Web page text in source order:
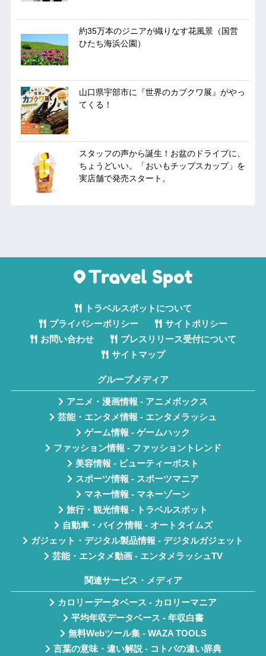
約35万本のジニアが織りなす花風景（国営
ひたち海浜公園）
山口県宇部市に『世界のカブクワ展』がやっ
てくる！
スタッフの声から誕生！お盆のドライブに、
ちょうどいい。「おいもチップスカップ」を
実店舗で発売スタート。
トラベルスポットについて
プライバシーポリシー
サイトポリシー
お問い合わせ
プレスリリース受付について
サイトマップ
グループメディア
アニメ・漫画情報 - アニメボックス
芸能・エンタメ情報 - エンタメラッシュ
ゲーム情報 - ゲームハック
ファッション情報 - ファッショントレンド
美容情報 - ビューティーポスト
スポーツ情報 - スポーツマニア
マネー情報 - マネーゾーン
旅行・観光情報 - トラベルスポット
自動車・バイク情報 - オートタイムズ
ガジェット・デジタル製品情報 - デジタルガジェット
芸能・エンタメ動画 - エンタメラッシュTV
関連サービス・メディア
カロリーデータベース - カロリーマニア
平均年収データベース - 年収白書
無料Webツール集 - WAZA TOOLS
言葉の意味・違い解説 - コトバの違い辞典